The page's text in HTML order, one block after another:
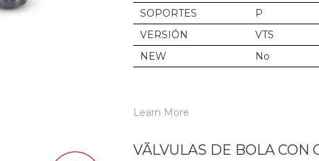
SOPORTES
P
VERSIÓN
VTS
NEW
No
Learn More
VÃLVULAS DE BOLA